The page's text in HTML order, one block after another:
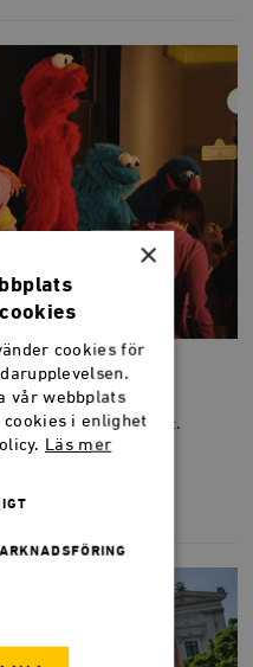
av det fria samhället.
×
cookies för
vår webbplats
i enlighet
Läs mer